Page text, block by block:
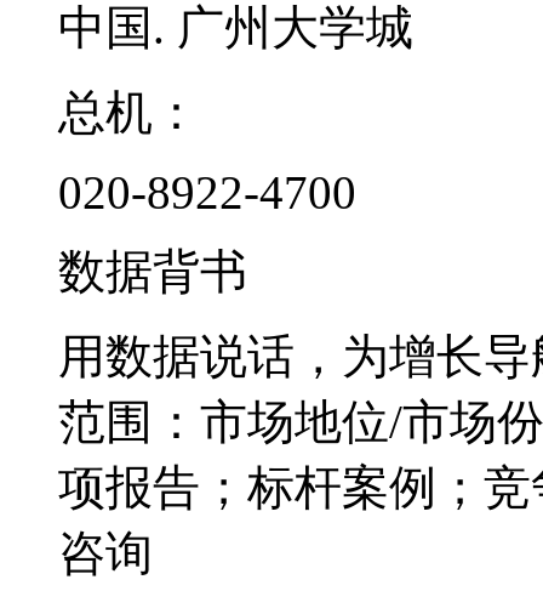
中国. 广州大学城
总机：
020-8922-4700
数据背书
用数据说话，为增长导
范围：市场地位/市场
项报告；标杆案例；
咨询